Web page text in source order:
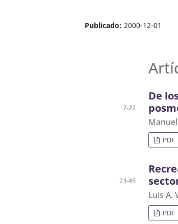
Publicado: 2000-12-01
De
7-22
PDF
Luis A.
23-45
PDF